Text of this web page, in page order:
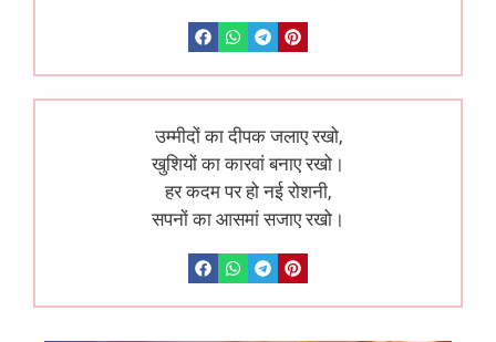
उम्मीदों का दीपक जलाए रखो,
खुशियों का कारवां बनाए रखो।
हर कदम पर हो नई रोशनी,
सपनों का आसमां सजाए रखो।